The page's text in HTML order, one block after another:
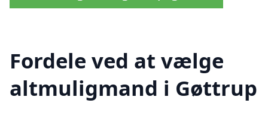
Fordele ved at vælge
altmuligmand i Gøttrup